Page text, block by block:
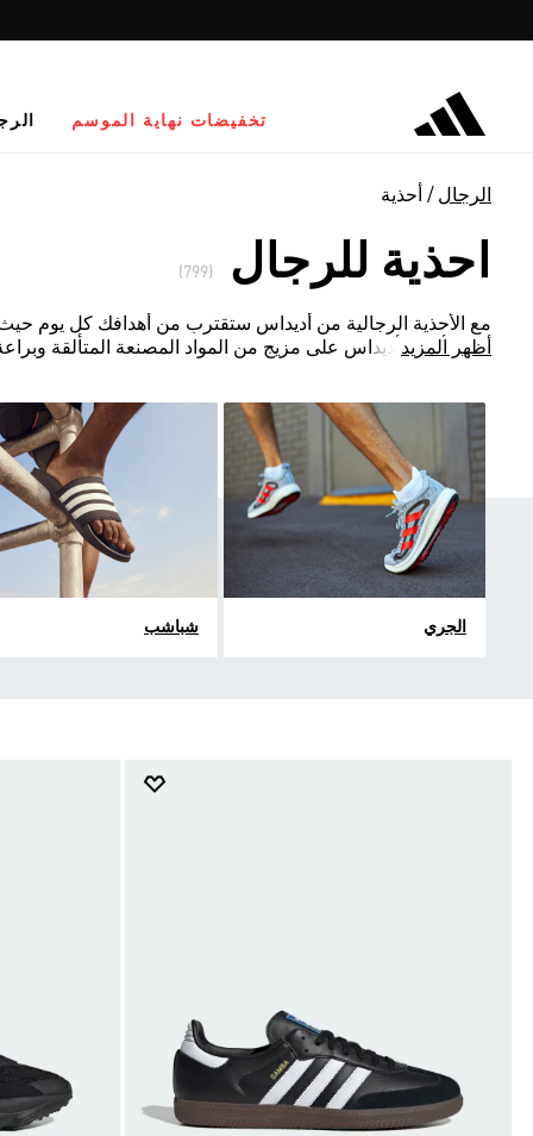
تخفيضات نهاية الموسم
الرجال أحذية
احذية للرجال
مع الأحذية الرجالية من أديداس ستقترب من أهدافك كل يوم
تعتمد أحذية أديداس على مزيج من المواد المصنعة المتألقة
أظهر المزيد
الجري شباشب